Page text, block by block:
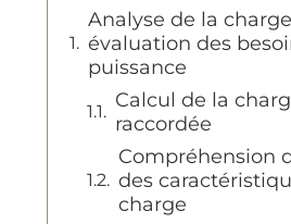
Analyse de la
évaluation des
puissance
Calcul de la
raccordée
Compréhension
des
charge